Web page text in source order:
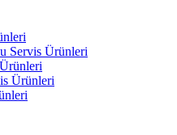
Servis Ürünleri
Ürünleri